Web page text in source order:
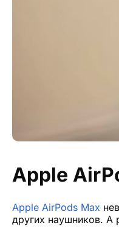
Apple
Apple AirPods Max
других наушников. А